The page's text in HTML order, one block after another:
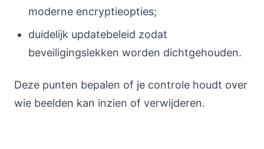
moderne encryptieopties;
duidelijk updatebeleid zodat
beveiligingslekken worden dichtgehouden.
Deze punten bepalen of je controle houdt over
wie beelden kan inzien of verwijderen.